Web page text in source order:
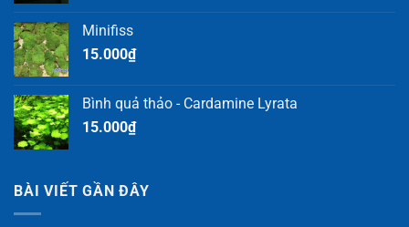
Minifiss
15.000₫
Bình quả thảo - Cardamine Lyrata
15.000₫
BÀI VIẾT GẦN ĐÂY